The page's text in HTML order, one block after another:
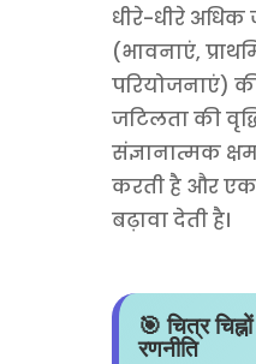
धीरे-धीरे अधिक
(भावनाएं,
परियोजनाएं)
जटिलता की
संज्ञानात्मक
करती है और एक
बढ़ावा देती है।
🎯 चित्र
रणनीति